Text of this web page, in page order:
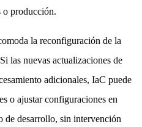
o producción.
la reconfiguración de la
las nuevas actualizaciones de
adicionales, IaC puede
o ajustar configuraciones en
de desarrollo, sin intervención